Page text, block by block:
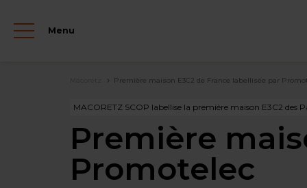
contenu
Menu
Première maison E3C2 de France labellisée par
MACORETZ SCOP labellise la première maison E3C2 des
Première
Promotelec